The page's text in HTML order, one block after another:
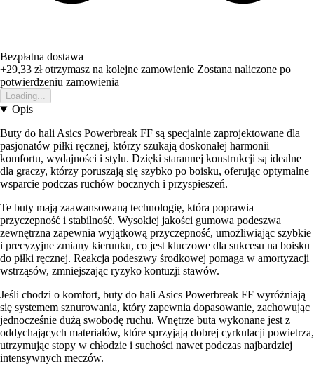
Bezpłatna dostawa
+29,33 złotrzymasz na kolejne zamowienie Zostana naliczone po
potwierdzeniu zamowienia
Loading...
Opis
Buty do hali Asics Powerbreak FF są specjalnie zaprojektowane dla
pasjonatów piłki ręcznej, którzy szukają doskonałej harmonii
komfortu, wydajności i stylu. Dzięki starannej konstrukcji są idealne
dla graczy, którzy poruszają się szybko po boisku, oferując optymalne
wsparcie podczas ruchów bocznych i przyspieszeń.
Te buty mają zaawansowaną technologię, która poprawia
przyczepność i stabilność. Wysokiej jakości gumowa podeszwa
zewnętrzna zapewnia wyjątkową przyczepność, umożliwiając szybkie
i precyzyjne zmiany kierunku, co jest kluczowe dla sukcesu na boisku
do piłki ręcznej. Reakcja podeszwy środkowej pomaga w amortyzacji
wstrząsów, zmniejszając ryzyko kontuzji stawów.
Jeśli chodzi o komfort, buty do hali Asics Powerbreak FF wyróżniają
się systemem sznurowania, który zapewnia dopasowanie, zachowując
jednocześnie dużą swobodę ruchu. Wnętrze buta wykonane jest z
oddychających materiałów, które sprzyjają dobrej cyrkulacji powietrza,
utrzymując stopy w chłodzie i suchości nawet podczas najbardziej
intensywnych meczów.